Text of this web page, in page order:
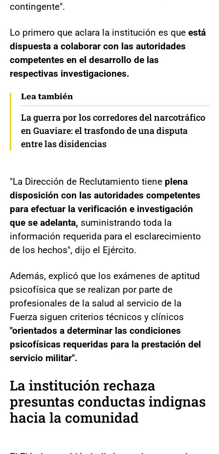
contingente".
Lo primero que aclara la institución es que está
dispuesta a colaborar con las autoridades
competentes en el desarrollo de las
respectivas investigaciones.
Lea también
La guerra por los corredores del narcotráfico
en Guaviare: el trasfondo de una disputa
entre las disidencias
"La Dirección de Reclutamiento tiene plena
disposición con las autoridades competentes
para efectuar la verificación e investigación
que se adelanta, suministrando toda la
información requerida para el esclarecimiento
de los hechos", dijo el Ejército.
Además, explicó que los exámenes de aptitud
psicofísica que se realizan por parte de
profesionales de la salud al servicio de la
Fuerza siguen criterios técnicos y clínicos
"orientados a determinar las condiciones
psicofísicas requeridas para la prestación del
servicio militar".
La institución rechaza
presuntas conductas indignas
hacia la comunidad